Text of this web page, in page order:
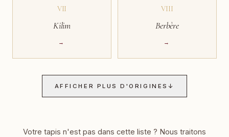
VII
Kilim
→
VIII
Berbère
→
AFFICHER PLUS D'ORIGINES ↓
Votre tapis n'est pas dans cette liste ? Nous traitons